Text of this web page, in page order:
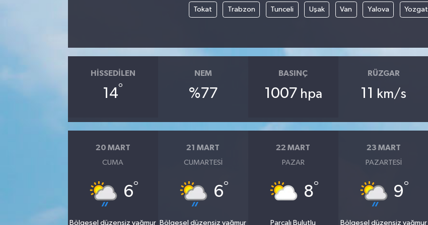
Tokat Trabzon Tunceli Uşak Van Yalova Yozgat
HISSEDILEN
14°
NEM
%77
BASINÇ
1007 hpa
RÜZGAR
11 km/s
20 MART
CUMA
6°
Bölgesel düzensiz yağmur
21 MART
CUMARTESI
6°
Bölgesel düzensiz yağmur
22 MART
PAZAR
8°
Parçalı Bulutlu
23 MART
PAZARTESI
9°
Bölgesel düzensiz yağmur